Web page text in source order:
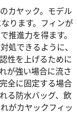
カヤック。モデル
ります。フィンが
推進力を得ます。
処できるように、
性を上げるために
が強い場合に流さ
全に固定する場合
る防水バッグ、飲
がカヤックフィッ